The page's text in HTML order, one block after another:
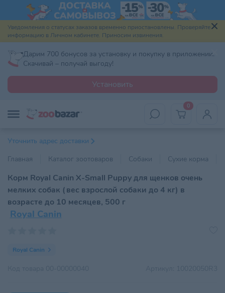
Уведомления о статусах заказов временно приостановлены. Проверяйте
информацию в Личном кабинете. Приносим извинения.
Дарим 700 бонусов за установку и покупку в приложении.
Скачивай – получай выгоду!
Установить
0
Уточнить адрес доставки
Главная
Каталог зоотоваров Собаки Сухие корма
Корм Royal Canin X-Small Puppy для щенков очень
мелких собак (вес взрослой собаки до 4 кг) в
возрасте до 10 месяцев, 500 г
Royal Canin
Royal Canin